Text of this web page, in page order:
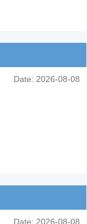
Date: 2026-08-08
Date: 2026-08-08